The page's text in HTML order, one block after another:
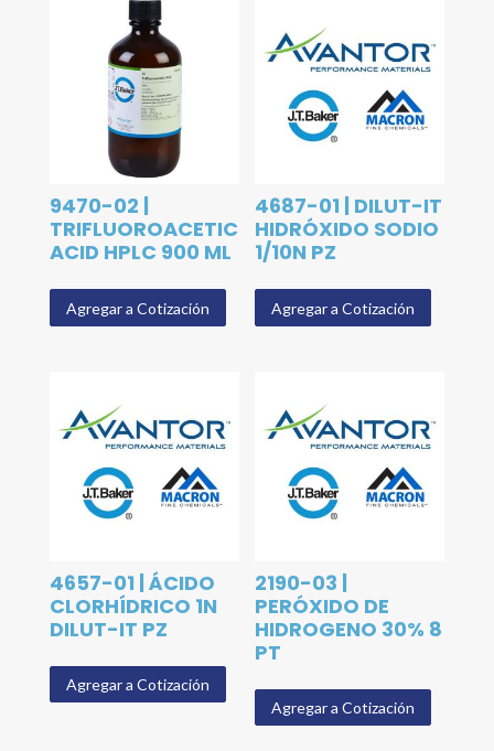
9470-02 |
TRIFLUOROACETIC
ACID HPLC 900 ML
Agregar a Cotización
4687-01 | DILUT-IT
HIDRÓXIDO SODIO
1/10N PZ
Agregar a Cotización
4657-01 | ÁCIDO
CLORHÍDRICO 1N
DILUT-IT PZ
Agregar a Cotización
2190-03 |
PERÓXIDO DE
HIDROGENO 30% 8
PT
Agregar a Cotización